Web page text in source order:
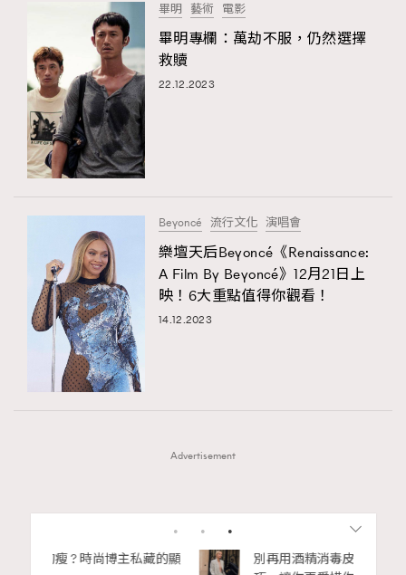
畢明 藝術 電影
畢明專欄：萬劫不服，仍然選擇
救贖
22.12.2023
Beyoncé 流行文化 演唱會
樂壇天后Beyoncé《Renaissance:
A Film By Beyoncé》12月21日上
映！6大重點值得你觀看！
14.12.2023
Advertisement
4
別再用酒精消毒皮革！6個清潔手袋小技